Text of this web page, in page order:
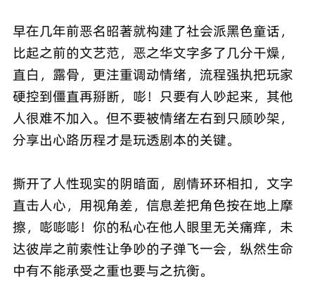
早在几年前恶名昭著就构建了社会派黑色童话，
比起之前的文艺范，恶之华文字多了几分干燥，
直白，露骨，更注重调动情绪，流程强执把玩家
硬控到僵直再掰断，嘭！只要有人吵起来，其他
人很难不加入。但不要被情绪左右到只顾吵架，
分享出心路历程才是玩透剧本的关键。
撕开了人性现实的阴暗面，剧情环环相扣，文字
直击人心，用视角差，信息差把角色按在地上摩
擦，嘭嘭嘭！你的私心在他人眼里无关痛痒，未
达彼岸之前索性让争吵的子弹飞一会，纵然生命
中有不能承受之重也要与之抗衡。